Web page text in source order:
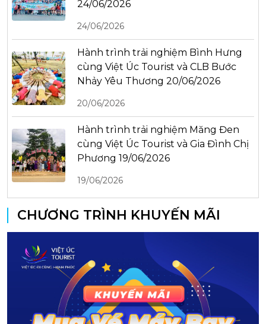
24/06/2026
24/06/2026
Hành trình trải nghiệm Bình Hưng
cùng Việt Úc Tourist và CLB Bước
Nhảy Yêu Thương 20/06/2026
20/06/2026
Hành trình trải nghiệm Măng Đen
cùng Việt Úc Tourist và Gia Đình Chị
Phương 19/06/2026
19/06/2026
CHƯƠNG TRÌNH KHUYẾN MÃI